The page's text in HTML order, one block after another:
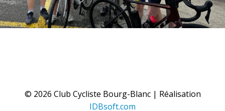
© 2026 Club Cycliste Bourg-Blanc | Réalisation
IDBsoft.com